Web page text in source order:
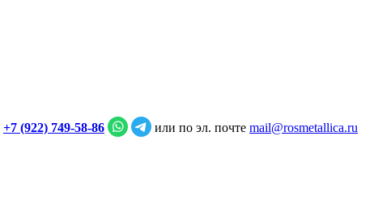
+7 (922) 749‑58‑86 или по эл. почте mail@rosmetallica.ru